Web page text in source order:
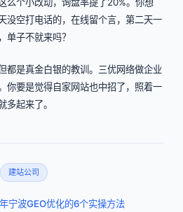
没空打电话的，在线留个言，第二天一
单子不就来吗？
都是真金白银的教训。三优网络做企业
你要是觉得自家网站也中招了，照着一
多起来了。
建站公司
宁波GEO优化的6个实操方法